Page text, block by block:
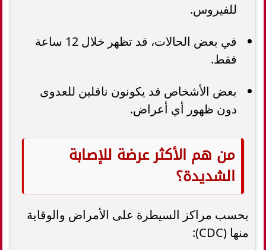
للفيروس.
في بعض الحالات، قد تظهر خلال 12 ساعة
فقط.
بعض الأشخاص قد يكونون ناقلين للعدوى
دون ظهور أي أعراض.
من هم الأكثر عرضة للإصابة
الشديدة؟
بحسب مراكز السيطرة على الأمراض والوقاية
منها (CDC):